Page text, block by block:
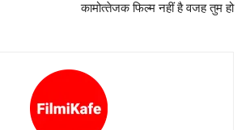
कामोत्‍तेजक फिल्‍म नहीं है वजह तुम हो